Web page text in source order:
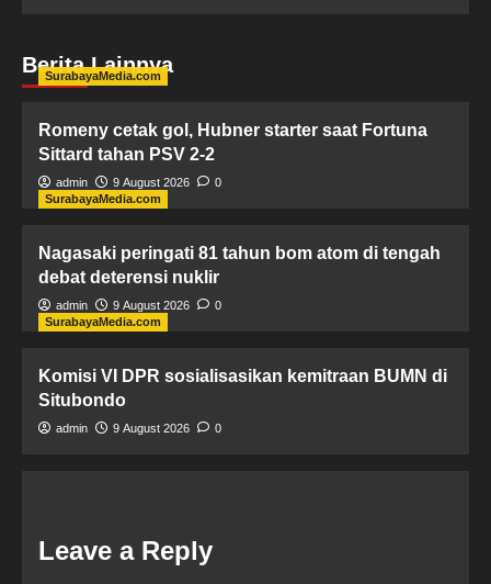
Berita Lainnya
SurabayaMedia.com
Romeny cetak gol, Hubner starter saat Fortuna
Sittard tahan PSV 2-2
admin 9 August 2026
0
SurabayaMedia.com
Nagasaki peringati 81 tahun bom atom di tengah
debat deterensi nuklir
admin 9 August 2026
0
SurabayaMedia.com
Komisi VI DPR sosialisasikan kemitraan BUMN di
Situbondo
admin 9 August 2026 0
Leave a Reply